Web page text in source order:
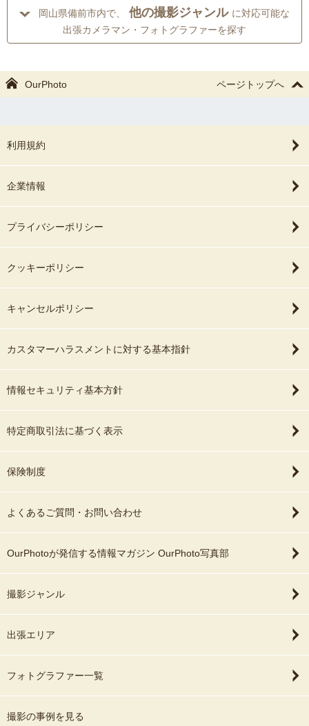
岡山県備前市内で、 他の撮影ジャンル に対応可能な
出張カメラマン・フォトグラファーを探す
OurPhoto ページトップへ
利用規約
企業情報
プライバシーポリシー
クッキーポリシー
キャンセルポリシー
カスタマーハラスメントに対する基本指針
情報セキュリティ基本方針
特定商取引法に基づく表示
保険制度
よくあるご質問・お問い合わせ
OurPhotoが発信する情報マガジン OurPhoto写真部
撮影ジャンル
出張エリア
フォトグラファー一覧
撮影の事例を見る